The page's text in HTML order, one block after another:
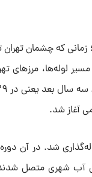
در سی‌ام تیر ۱۳۲۶ به زمین زده شد؛ زمانی که
لوله‌ها، مرزهای
لوله‌گذاری شد. در آن
آب شهری متصل